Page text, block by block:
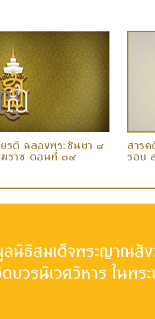
ยรติ ฉลองพระชันษา ๘
ฆราช ตอนที่ ๓๙
สาร
รอบ